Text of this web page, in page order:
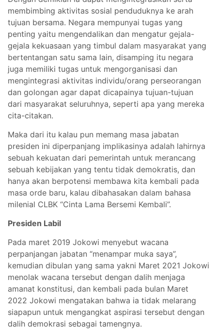
membimbing aktivitas sosial penduduknya ke arah
tujuan bersama. Negara mempunyai tugas yang
penting yaitu mengendalikan dan mengatur gejala-
gejala kekuasaan yang timbul dalam masyarakat yang
bertentangan satu sama lain, disamping itu negara
juga memiliki tugas untuk mengorganisasi dan
mengintegrasi aktivitas individu/orang perseorangan
dan golongan agar dapat dicapainya tujuan-tujuan
dari masyarakat seluruhnya, seperti apa yang mereka
cita-citakan.
Maka dari itu kalau pun memang masa jabatan
presiden ini diperpanjang implikasinya adalah lahirnya
sebuah kekuatan dari pemerintah untuk merancang
sebuah kebijakan yang tentu tidak demokratis, dan
hanya akan berpotensi membawa kita kembali pada
masa orde baru, kalau dibahasakan dalam bahasa
milenial CLBK “Cinta Lama Bersemi Kembali”.
Presiden Labil
Pada maret 2019 Jokowi menyebut wacana
perpanjangan jabatan “menampar muka saya”,
kemudian dibulan yang sama yakni Maret 2021 Jokowi
menolak wacana tersebut dengan dalih menjaga
amanat konstitusi, dan kembali pada bulan Maret
2022 Jokowi mengatakan bahwa ia tidak melarang
siapapun untuk mengangkat aspirasi tersebut dengan
dalih demokrasi sebagai tamengnya.